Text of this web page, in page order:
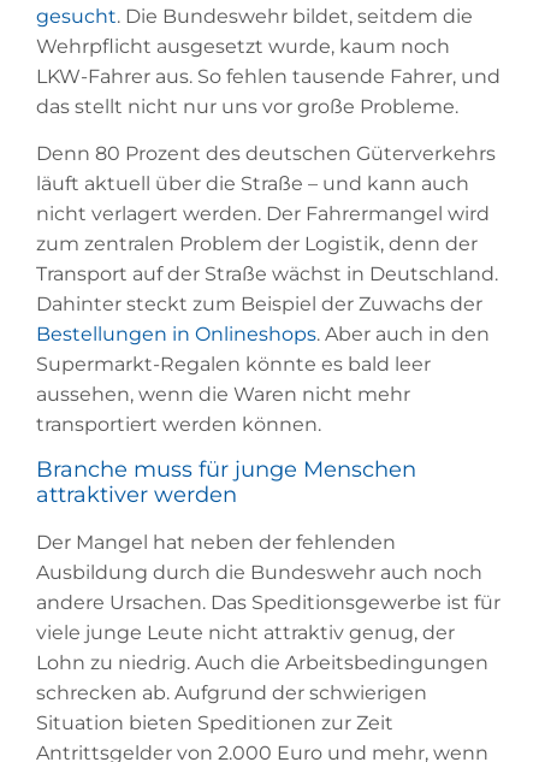
gesucht. Die Bundeswehr bildet, seitdem die
Wehrpflicht ausgesetzt wurde, kaum noch
LKW-Fahrer aus. So fehlen tausende Fahrer, und
das stellt nicht nur uns vor große Probleme.
Denn 80 Prozent des deutschen Güterverkehrs
läuft aktuell über die Straße – und kann auch
nicht verlagert werden. Der Fahrermangel wird
zum zentralen Problem der Logistik, denn der
Transport auf der Straße wächst in Deutschland.
Dahinter steckt zum Beispiel der Zuwachs der
Bestellungen in Onlineshops. Aber auch in den
Supermarkt-Regalen könnte es bald leer
aussehen, wenn die Waren nicht mehr
transportiert werden können.
Branche muss für junge Menschen
attraktiver werden
Der Mangel hat neben der fehlenden
Ausbildung durch die Bundeswehr auch noch
andere Ursachen. Das Speditionsgewerbe ist für
viele junge Leute nicht attraktiv genug, der
Lohn zu niedrig. Auch die Arbeitsbedingungen
schrecken ab. Aufgrund der schwierigen
Situation bieten Speditionen zur Zeit
Antrittsgelder von 2.000 Euro und mehr, wenn